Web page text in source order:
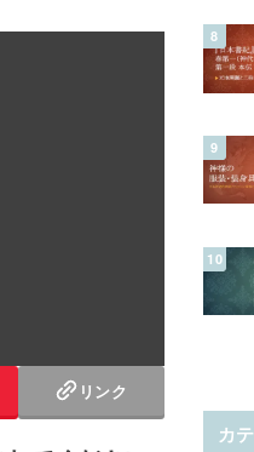
リンク
カ